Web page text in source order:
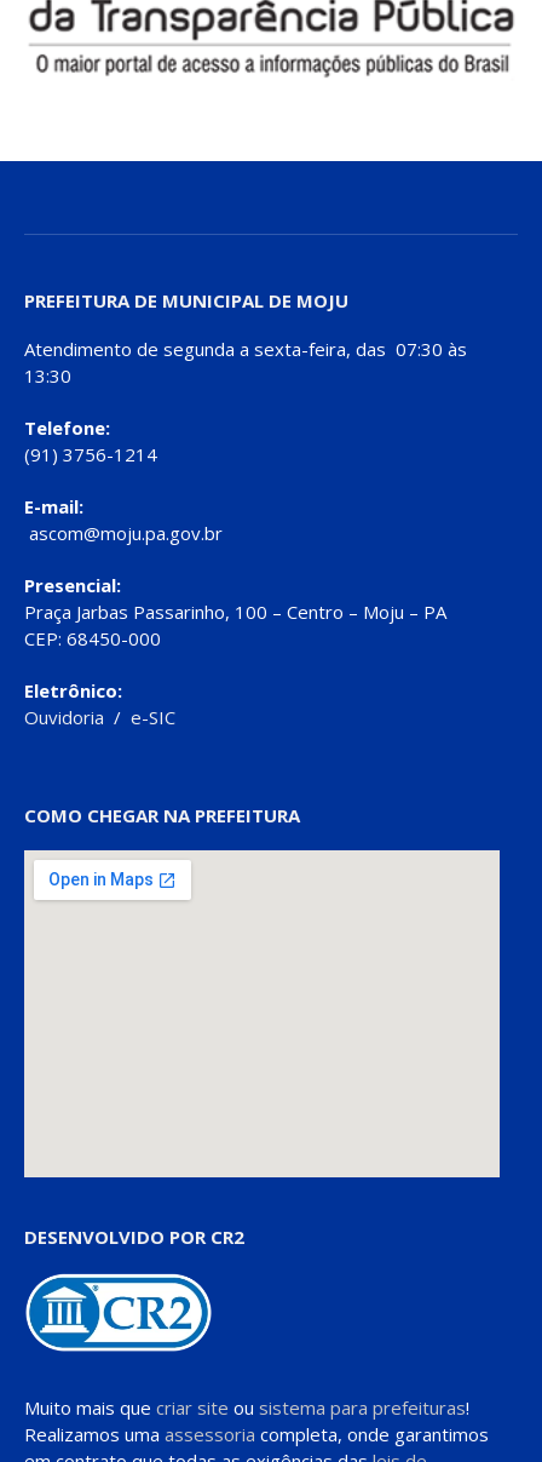
PREFEITURA DE MUNICIPAL DE MOJU
Atendimento de segunda a sexta-feira, das 07:30 às
13:30
Telefone:
(91) 3756-1214
E-mail:
ascom@moju.pa.gov.br
Presencial:
Praça Jarbas Passarinho, 100 – Centro – Moju – PA
CEP: 68450-000
Eletrônico:
Ouvidoria / e-SIC
COMO CHEGAR NA PREFEITURA
DESENVOLVIDO POR CR2
Muito mais que criar site ou sistema para prefeituras!
Realizamos uma assessoria completa, onde garantimos